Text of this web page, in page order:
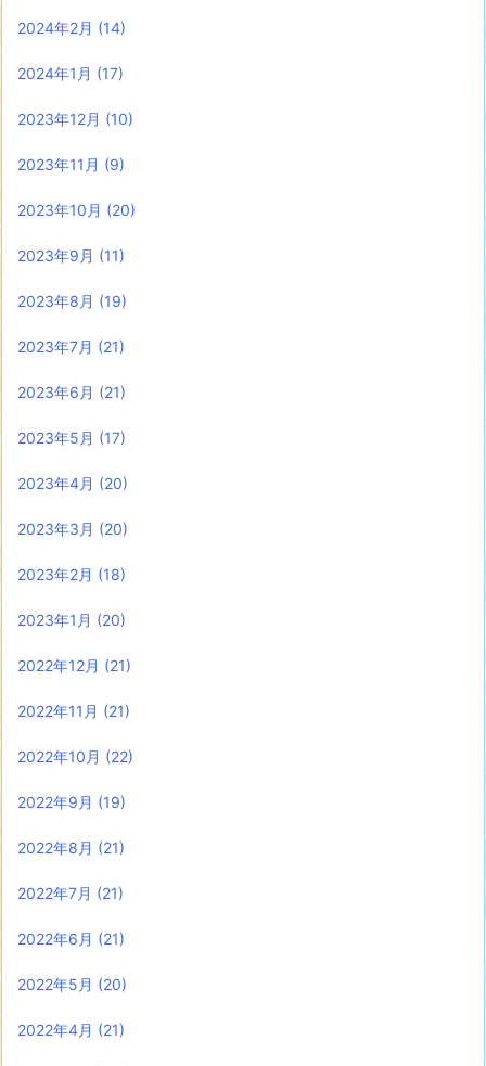
2024年2月 (14)
2024年1月 (17)
2023年12月 (10)
2023年11月 (9)
2023年10月 (20)
2023年9月 (11)
2023年8月 (19)
2023年7月 (21)
2023年6月 (21)
2023年5月 (17)
2023年4月 (20)
2023年3月 (20)
2023年2月 (18)
2023年1月 (20)
2022年12月 (21)
2022年11月 (21)
2022年10月 (22)
2022年9月 (19)
2022年8月 (21)
2022年7月 (21)
2022年6月 (21)
2022年5月 (20)
2022年4月 (21)